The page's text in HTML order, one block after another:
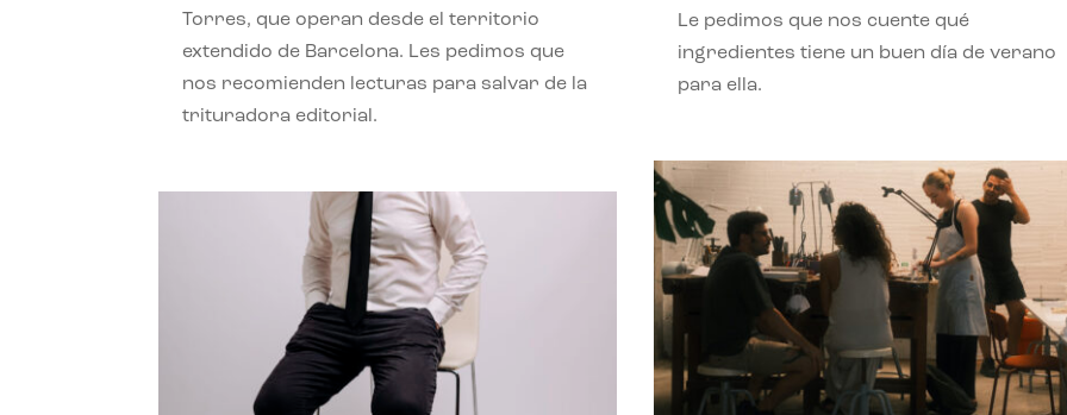
Torres, que operan desde el territorio
extendido de Barcelona. Les pedimos que
nos recomienden lecturas para salvar de la
trituradora editorial.
Le pedimos que nos cuente qué
ingredientes tiene un buen día de verano
para ella.